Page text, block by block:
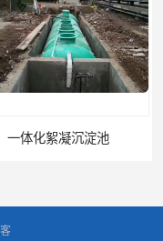
一体化絮凝沉淀池